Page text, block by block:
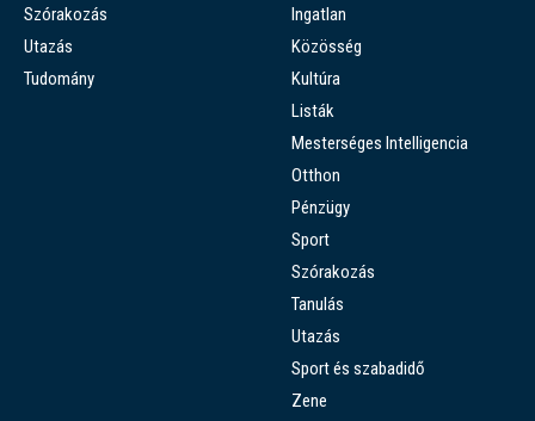
Szórakozás
Utazás
Tudomány
Ingatlan
Közösség
Kultúra
Listák
Mesterséges Intelligencia
Otthon
Pénzügy
Sport
Szórakozás
Tanulás
Utazás
Sport és szabadidő
Zene